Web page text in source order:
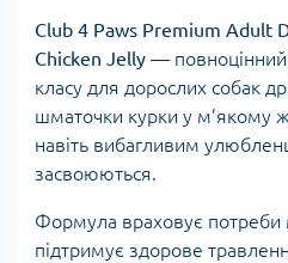
Club 4 Paws Premium Adult
Chicken Jelly —
класу для дорослих собак
шматочки курки у м’якому
навіть вибагливим
засвоюються.
Формула враховує потреби
підтримує здорове